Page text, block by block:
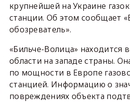
крупнейшей на Украине
станции. Об этом сообщает
обозреватель».
«Бильче-Волица» находится
области на западе страны.
по мощности в Европе
станцией. Информацию о
повреждениях объекта